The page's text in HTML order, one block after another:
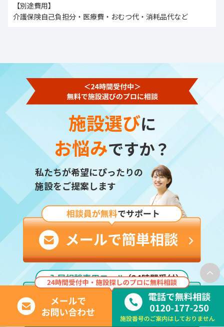
【別途費用】
介護保険自己負担分・医療費・おむつ代・消耗品代など
施設選びに
お悩みですか？
私たちが希望にぴったりの
施設をご提案します